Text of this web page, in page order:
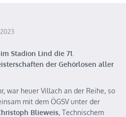
Stadion Lind die 71.
der Gehörlosen aller
war heuer Villach an der Reihe, so
mit dem ÖGSV unter der
Blieweis, Technischem